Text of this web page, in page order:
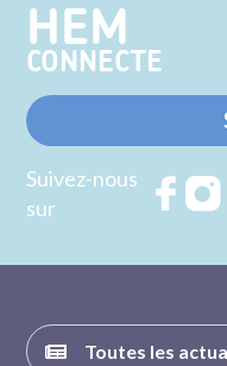
HEM
CONNECTE
Suivez-nous
sur
Toutes les